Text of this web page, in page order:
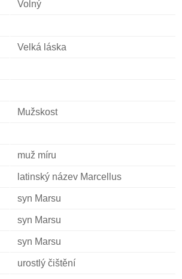
Volný
Velká láska
Mužskost
muž míru
latinský název Marcellus
syn Marsu
syn Marsu
syn Marsu
urostlý čištění